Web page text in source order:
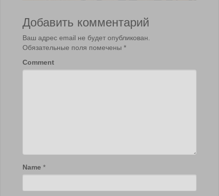
Добавить комментарий
Ваш адрес email не будет опубликован.
Обязательные поля помечены *
Comment
Name *